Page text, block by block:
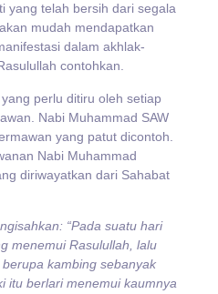
yang telah bersih dari segala
mudah mendapatkan
dalam akhlak-
contohkan.
perlu ditiru oleh setiap
Nabi Muhammad SAW
yang patut dicontoh.
Nabi Muhammad
diriwayatkan dari Sahabat
menemui Rasulullah, lalu
kambing sebanyak
itu berlari menemui kaumnya